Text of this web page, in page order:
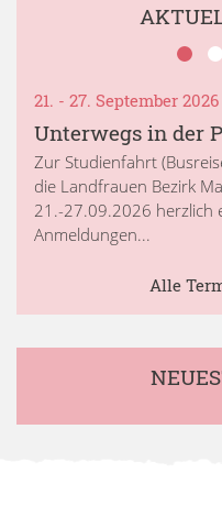
21. - 27. September 2026
Unterwegs in der
Zur Studienfahrt
die Landfrauen Bezirk
21.-27.09.2026
Anmeldungen...
Alle